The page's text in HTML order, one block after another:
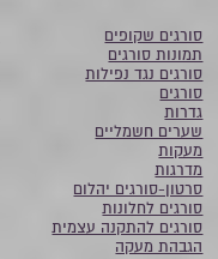
סורגים שקופים
תמונות סורגים
סורגים נגד נפילות
סורגים
גדרות
שערים חשמליים
מעקות
מדרגות
סרטון-סורגים יהלום
סורגים לחלונות
סורגים להתקנה עצמית
הגבהת מעקה